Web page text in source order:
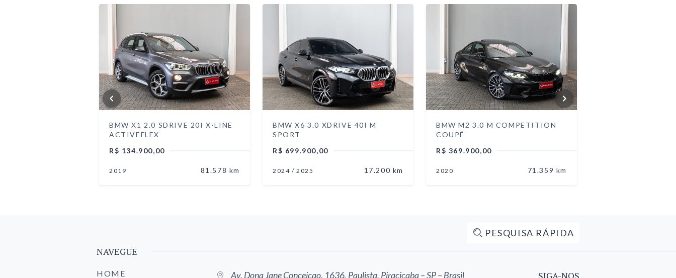
BMW X1 2.0 SDRIVE 20I X-LINE
ACTIVEFLEX
R$ 134.900,00
2019 81.578 km
BMW X6 3.0 XDRIVE 40I M
SPORT
R$ 699.900,00
2024 /2025 17.200 km
BMW M2 3.0 M COMPETITION
COUPÉ
R$ 369.900,00
2020 71.359 km
NAVEGUE
HOME Av. Dona Jane Conceicao, 1636, Paulista, Piracicaba – SP – Brasil SIGA-NOS
PESQUISA RÁPIDA